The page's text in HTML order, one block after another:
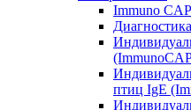
Immuno CAP
птиц IgE